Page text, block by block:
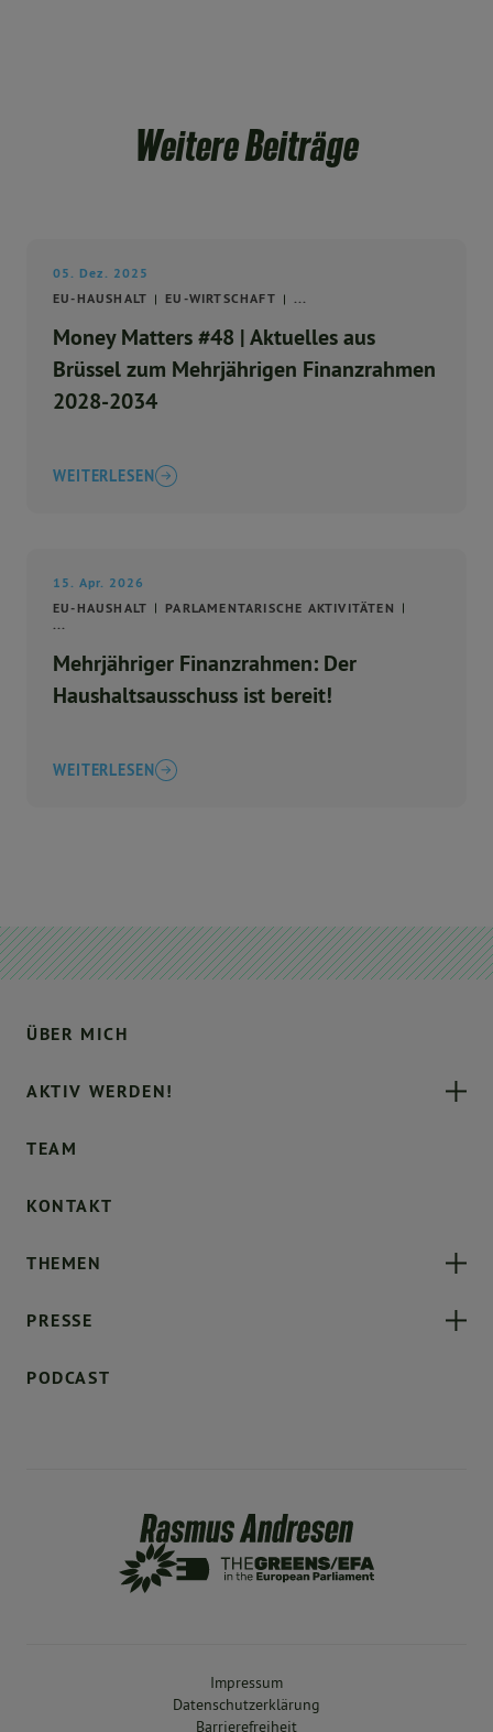
Weitere Beiträge
05. Dez. 2025
EU-HAUSHALT
EU-WIRTSCHAFT ...
Money Matters #48 | Aktuelles aus
Brüssel zum Mehrjährigen Finanzrahmen
2028-2034
WEITERLESEN
15. Apr. 2026
EU-HAUSHALT
PARLAMENTARISCHE AKTIVITÄTEN
...
Mehrjähriger Finanzrahmen: Der
Haushaltsausschuss ist bereit!
WEITERLESEN
ÜBER MICH
AKTIV WERDEN!
TEAM
KONTAKT
THEMEN
PRESSE
PODCAST
Impressum
Datenschutzerklärung
Barrierefreiheit